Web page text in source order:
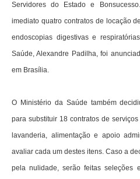
Servidores do Estado e
imediato quatro contratos de locação
endoscopias digestivas e
Saúde, Alexandre Padilha, foi
em Brasília.
O Ministério da Saúde também
para substituir 18 contratos de
lavanderia, alimentação e apoio
avaliar cada um destes itens. Caso a
pela nulidade, serão feitas seleções